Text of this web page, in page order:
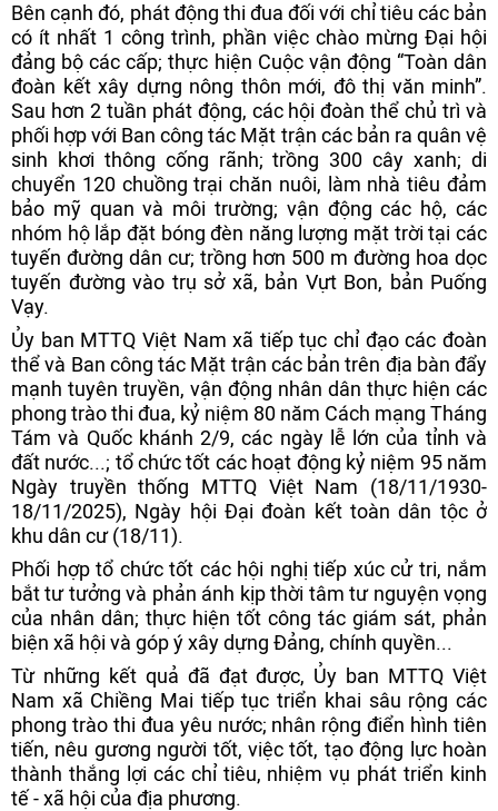
Bên cạnh đó, phát động thi đua đối với chỉ tiêu các bản
có ít nhất 1 công trình, phần việc chào mừng Đại hội
đảng bộ các cấp; thực hiện Cuộc vận động “Toàn dân
đoàn kết xây dựng nông thôn mới, đô thị văn minh”.
Sau hơn 2 tuần phát động, các hội đoàn thể chủ trì và
phối hợp với Ban công tác Mặt trận các bản ra quân vệ
sinh khơi thông cống rãnh; trồng 300 cây xanh; di
chuyển 120 chuồng trại chăn nuôi, làm nhà tiêu đảm
bảo mỹ quan và môi trường; vận động các hộ, các
nhóm hộ lắp đặt bóng đèn năng lượng mặt trời tại các
tuyến đường dân cư; trồng hơn 500 m đường hoa dọc
tuyến đường vào trụ sở xã, bản Vựt Bon, bản Puống
Vạy.
Ủy ban MTTQ Việt Nam xã tiếp tục chỉ đạo các đoàn
thể và Ban công tác Mặt trận các bản trên địa bàn đẩy
mạnh tuyên truyền, vận động nhân dân thực hiện các
phong trào thi đua, kỷ niệm 80 năm Cách mạng Tháng
Tám và Quốc khánh 2/9, các ngày lễ lớn của tỉnh và
đất nước...; tổ chức tốt các hoạt động kỷ niệm 95 năm
Ngày truyền thống MTTQ Việt Nam (18/11/1930-
18/11/2025), Ngày hội Đại đoàn kết toàn dân tộc ở
khu dân cư (18/11).
Phối hợp tổ chức tốt các hội nghị tiếp xúc cử tri, nắm
bắt tư tưởng và phản ánh kịp thời tâm tư nguyện vọng
của nhân dân; thực hiện tốt công tác giám sát, phản
biện xã hội và góp ý xây dựng Đảng, chính quyền...
Từ những kết quả đã đạt được, Ủy ban MTTQ Việt
Nam xã Chiềng Mai tiếp tục triển khai sâu rộng các
phong trào thi đua yêu nước; nhân rộng điển hình tiên
tiến, nêu gương người tốt, việc tốt, tạo động lực hoàn
thành thắng lợi các chỉ tiêu, nhiệm vụ phát triển kinh
tế - xã hội của địa phương.